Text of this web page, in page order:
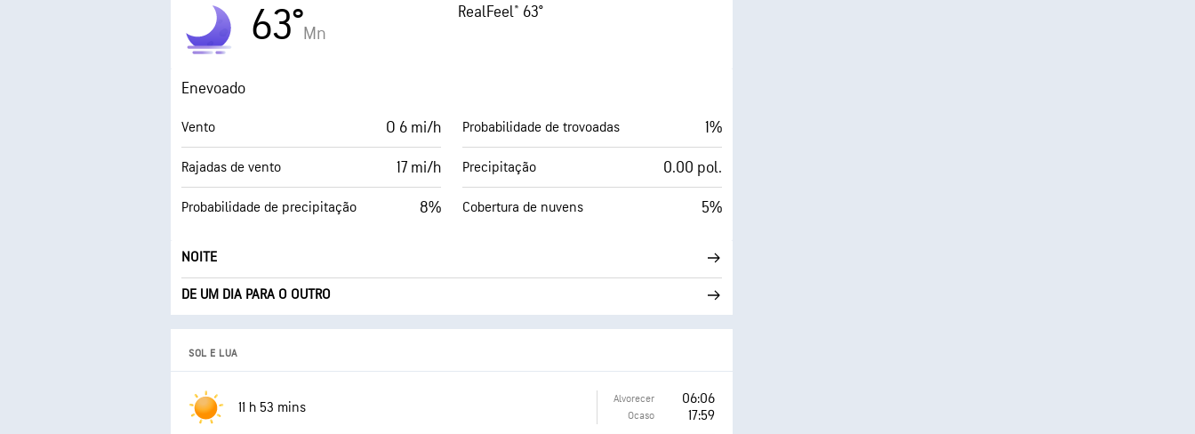
63°Mn
RealFeel® 63°
Enevoado
Vento O 6 mi/h
Rajadas de vento 17 mi/h
Probabilidade de precipitação 8%
Probabilidade de trovoadas 1%
Precipitação 0.00 pol.
Cobertura de nuvens 5%
NOITE
DE UM DIA PARA O OUTRO
SOL E LUA
11 h 53 mins Alvorecer 06:06
Ocaso 17:59